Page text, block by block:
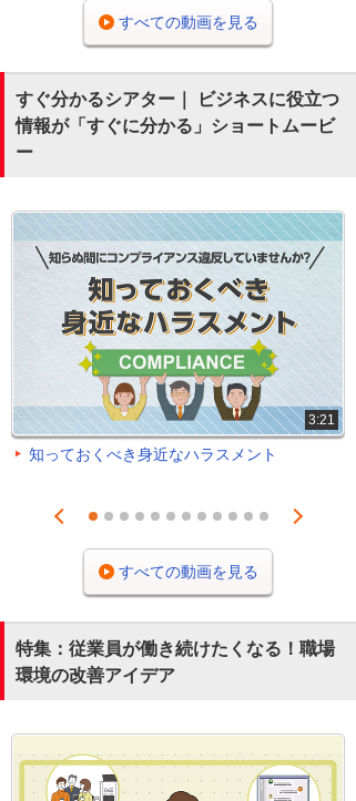
すべての動画を見る
すぐ分かるシアター｜ ビジネスに役立つ
情報が「すぐに分かる」ショートムービ
ー
3:21
知っておくべき身近なハラスメント
Prev
1 2 3 4 5 6 7 8 9 101112
Next
すべての動画を見る
特集：従業員が働き続けたくなる！職場
環境の改善アイデア